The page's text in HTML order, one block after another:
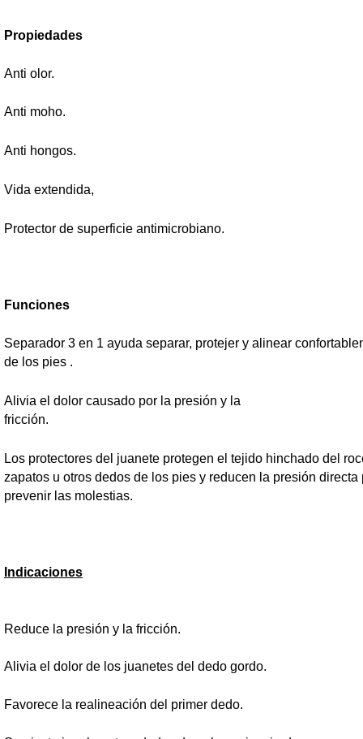
Anti olor.
Anti moho.
Anti hongos.
Vida extendida,
Protector de superficie antimicrobiano.
Funciones
Separador 3 en 1 ayuda separar, protejer y alinear
de los pies .
Alivia el dolor causado por la presión y la
fricción.
Los protectores del juanete protegen el tejido hinchado del
zapatos u otros dedos de los pies y reducen la presión directa
prevenir las molestias.
Indicaciones
Reduce la presión y la
Alivia el dolor de los juanetes del dedo
Favorece la realineación del primer